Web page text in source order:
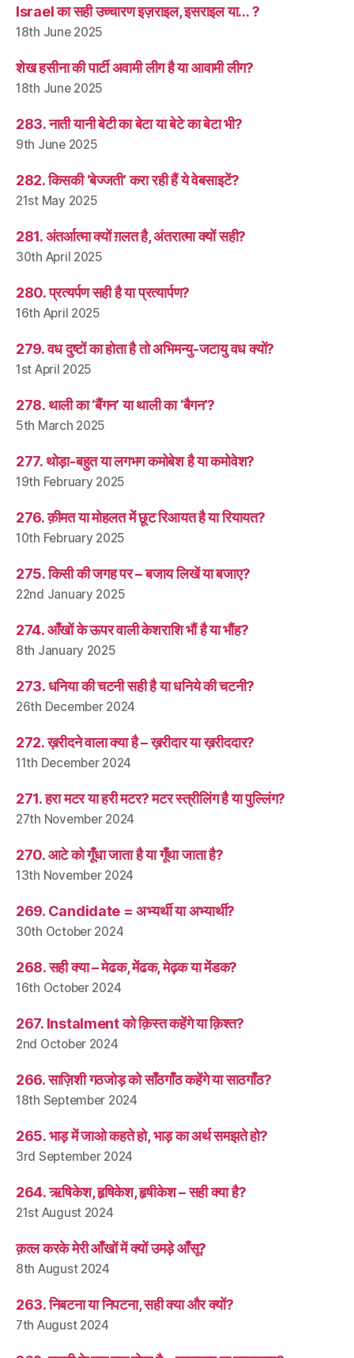
Israel का सही उच्चारण इज़राइल, इसराइल या… ?
18th June 2025
शेख हसीना की पार्टी अवामी लीग है या आवामी लीग?
18th June 2025
283. नाती यानी बेटी का बेटा या बेटे का बेटा भी?
9th June 2025
282. किसकी ‘बेज्जती’ करा रही हैं ये वेबसाइटें?
21st May 2025
281. अंतर्आत्मा क्यों ग़लत है, अंतरात्मा क्यों सही?
30th April 2025
280. प्रत्यर्पण सही है या प्रत्यार्पण?
16th April 2025
279. वध दुष्टों का होता है तो अभिमन्यु-जटायु वध क्यों?
1st April 2025
278. थाली का ‘बैंगन’ या थाली का ‘बैगन’?
5th March 2025
277. थोड़ा-बहुत या लगभग कमोबेश है या कमोवेश?
19th February 2025
276. क़ीमत या मोहलत में छूट रिआयत है या रियायत?
10th February 2025
275. किसी की जगह पर – बजाय लिखें या बजाए?
22nd January 2025
274. आँखों के ऊपर वाली केशराशि भौं है या भौंह?
8th January 2025
273. धनिया की चटनी सही है या धनिये की चटनी?
26th December 2024
272. ख़रीदने वाला क्या है – ख़रीदार या ख़रीददार?
11th December 2024
271. हरा मटर या हरी मटर? मटर स्त्रीलिंग है या पुल्लिंग?
27th November 2024
270. आटे को गूँधा जाता है या गूँथा जाता है?
13th November 2024
269. Candidate = अभ्यर्थी या अभ्यार्थी?
30th October 2024
268. सही क्या – मेढक, मेंढक, मेढ़क या मेंडक?
16th October 2024
267. Instalment को क़िस्त कहेंगे या क़िश्त?
2nd October 2024
266. साज़िशी गठजोड़ को साँठगाँठ कहेंगे या साठगाँठ?
18th September 2024
265. भाड़ में जाओ कहते हो, भाड़ का अर्थ समझते हो?
3rd September 2024
264. ऋषिकेश, हृषिकेश, हृषीकेश – सही क्या है?
21st August 2024
क़त्ल करके मेरी आँखों में क्यों उमड़े आँसू?
8th August 2024
263. निबटना या निपटना, सही क्या और क्यों?
7th August 2024